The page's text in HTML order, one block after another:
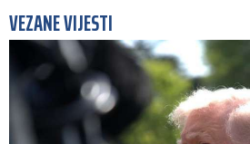
VEZANE VIJESTI